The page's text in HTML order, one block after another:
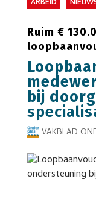
ARBEID
Ruim €
bij
VAKBLAD